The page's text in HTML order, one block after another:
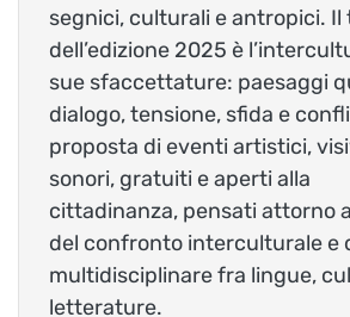
segnici, culturali e antropici. Il
dell’edizione 2025 è
sue sfaccettature: paesaggi
dialogo, tensione, sfida e
proposta di eventi artistici,
sonori, gratuiti e aperti alla
cittadinanza, pensati attorno
del confronto interculturale e
multidisciplinare fra lingue,
letterature.